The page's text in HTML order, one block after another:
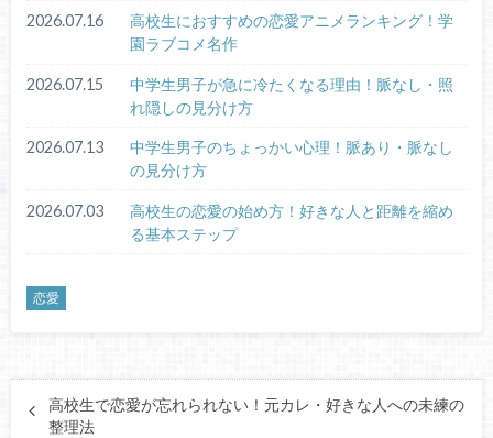
2026.07.16
高校生におすすめの恋愛アニメランキング！学
園ラブコメ名作
2026.07.15
中学生男子が急に冷たくなる理由！脈なし・照
れ隠しの見分け方
2026.07.13
中学生男子のちょっかい心理！脈あり・脈なし
の見分け方
2026.07.03
高校生の恋愛の始め方！好きな人と距離を縮め
る基本ステップ
恋愛
高校生で恋愛が忘れられない！元カレ・好きな人への未練の
整理法